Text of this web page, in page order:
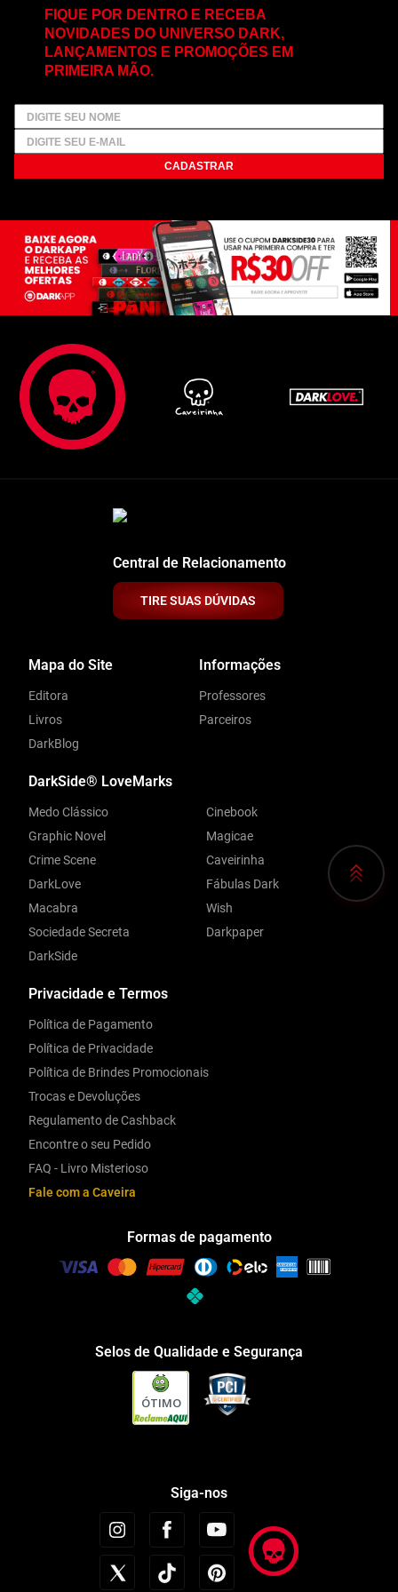
FIQUE POR DENTRO E RECEBA
NOVIDADES DO UNIVERSO DARK,
LANÇAMENTOS E PROMOÇÕES EM
PRIMEIRA MÃO.
CADASTRAR
Central de Relacionamento
TIRE SUAS DÚVIDAS
Privacidade e Termos
Política de Pagamento
Política de Privacidade
Política de Brindes Promocionais
Trocas e Devoluções
Regulamento de Cashback
Encontre o seu Pedido
FAQ - Livro Misterioso
Fale com a Caveira
Mapa do Site
Editora
Livros
DarkBlog
Informações
Professores
Parceiros
DarkSide® LoveMarks
Medo Clássico
Graphic Novel
Crime Scene
DarkLove
Macabra
Sociedade Secreta
DarkSide
Cinebook
Magicae
Caveirinha
Fábulas Dark
Wish
Darkpaper
Formas de pagamento
Selos de Qualidade e Segurança
ÓTIMO
Siga-nos